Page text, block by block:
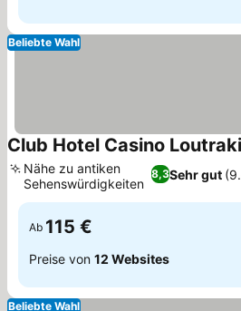
Beliebte Wahl
Club Hotel Casino Loutraki
8,3Sehr gut
Nähe zu antiken
Sehenswürdigkeiten
Ab 115 €
Preise von 12 Websites
Beliebte Wahl